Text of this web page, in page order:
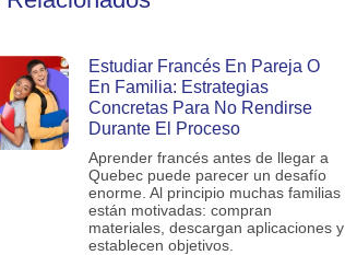
Estudiar Francés En Pareja O
En Familia: Estrategias
Concretas Para No Rendirse
Durante El Proceso
Aprender francés antes de llegar a
Quebec puede parecer un desafío
enorme. Al principio muchas familias
están motivadas: compran
materiales, descargan aplicaciones y
establecen objetivos.